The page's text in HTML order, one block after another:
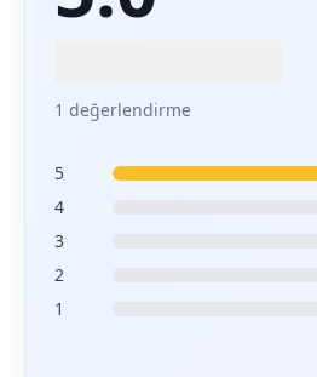
1 değerlendirme
5
4
3
2
1